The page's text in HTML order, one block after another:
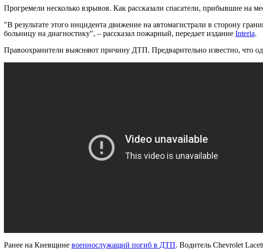
Прогремели несколько взрывов. Как рассказали спасатели, прибывшие на
"В результате этого инцидента движение на автомагистрали в сторону
больницу на диагностику", – рассказал пожарный, передает издание Interia.
Правоохранители выясняют причину ДТП. Предварительно известно, что
Ранее на Киевщине военнослужащий погиб в ДТП. Водитель Chevrolet